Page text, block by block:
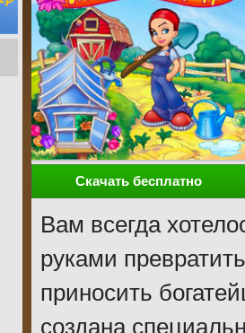
Скачать бесплатно
Вам всегда
руками
приносить
создана